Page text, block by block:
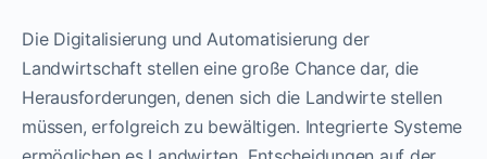
Die Digitalisierung und Automatisierung der
Landwirtschaft stellen eine große Chance dar, die
Herausforderungen, denen sich die Landwirte stellen
müssen, erfolgreich zu bewältigen. Integrierte Systeme